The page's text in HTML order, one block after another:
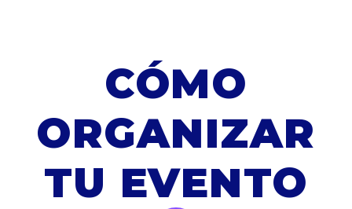
CÓMO
ORGANIZAR
TU EVENTO